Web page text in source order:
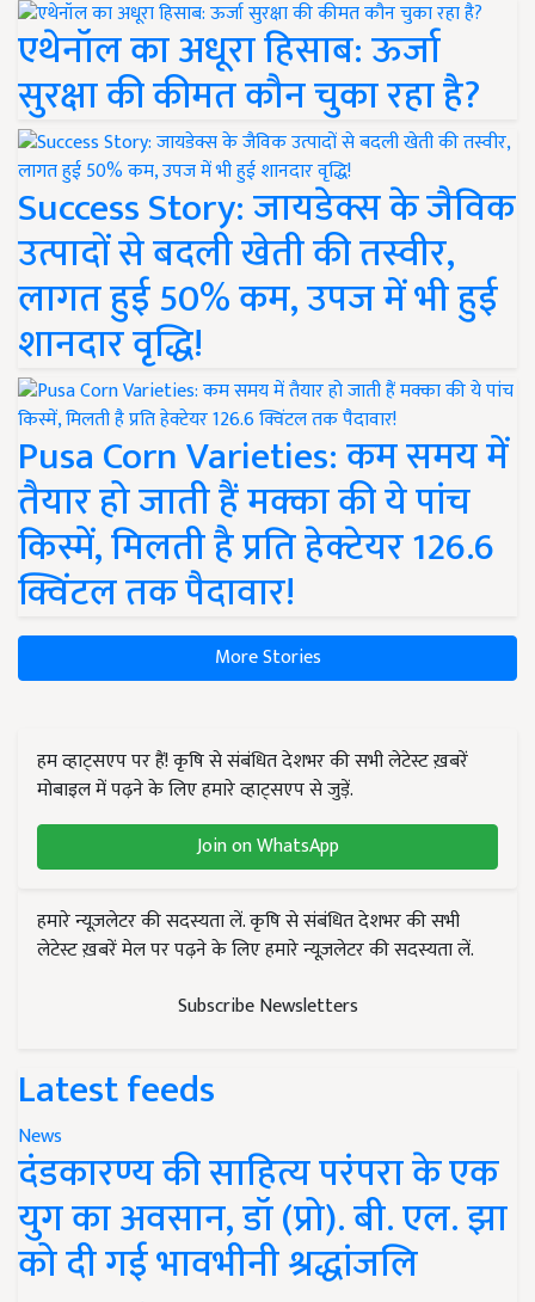
एथेनॉल का अधूरा हिसाब: ऊर्जा
सुरक्षा की कीमत कौन चुका रहा है?
Success Story: जायडेक्स के जैविक
उत्पादों से बदली खेती की तस्वीर,
लागत हुई 50% कम, उपज में भी हुई
शानदार वृद्धि!
Pusa Corn Varieties: कम समय में
तैयार हो जाती हैं मक्का की ये पांच
किस्में, मिलती है प्रति हेक्टेयर 126.6
क्विंटल तक पैदावार!
More Stories
हम व्हाट्सएप पर हैं! कृषि से संबंधित देशभर की सभी लेटेस्ट ख़बरें
मोबाइल में पढ़ने के लिए हमारे व्हाट्सएप से जुड़ें.
Join on WhatsApp
हमारे न्यूज़लेटर की सदस्यता लें. कृषि से संबंधित देशभर की सभी
लेटेस्ट ख़बरें मेल पर पढ़ने के लिए हमारे न्यूज़लेटर की सदस्यता लें.
Subscribe Newsletters
Latest feeds
News
दंडकारण्य की साहित्य परंपरा के एक
युग का अवसान, डॉ (प्रो). बी. एल. झा
को दी गई भावभीनी श्रद्धांजलि